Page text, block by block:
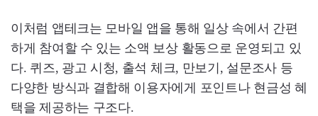
이처럼 앱테크는 모바일 앱을 통해 일상 속에서 간편
하게 참여할 수 있는 소액 보상 활동으로 운영되고 있
다. 퀴즈, 광고 시청, 출석 체크, 만보기, 설문조사 등
다양한 방식과 결합해 이용자에게 포인트나 현금성 혜
택을 제공하는 구조다.